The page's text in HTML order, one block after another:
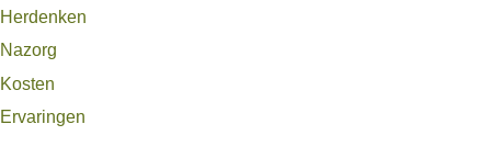
Herdenken
Nazorg
Kosten
Ervaringen